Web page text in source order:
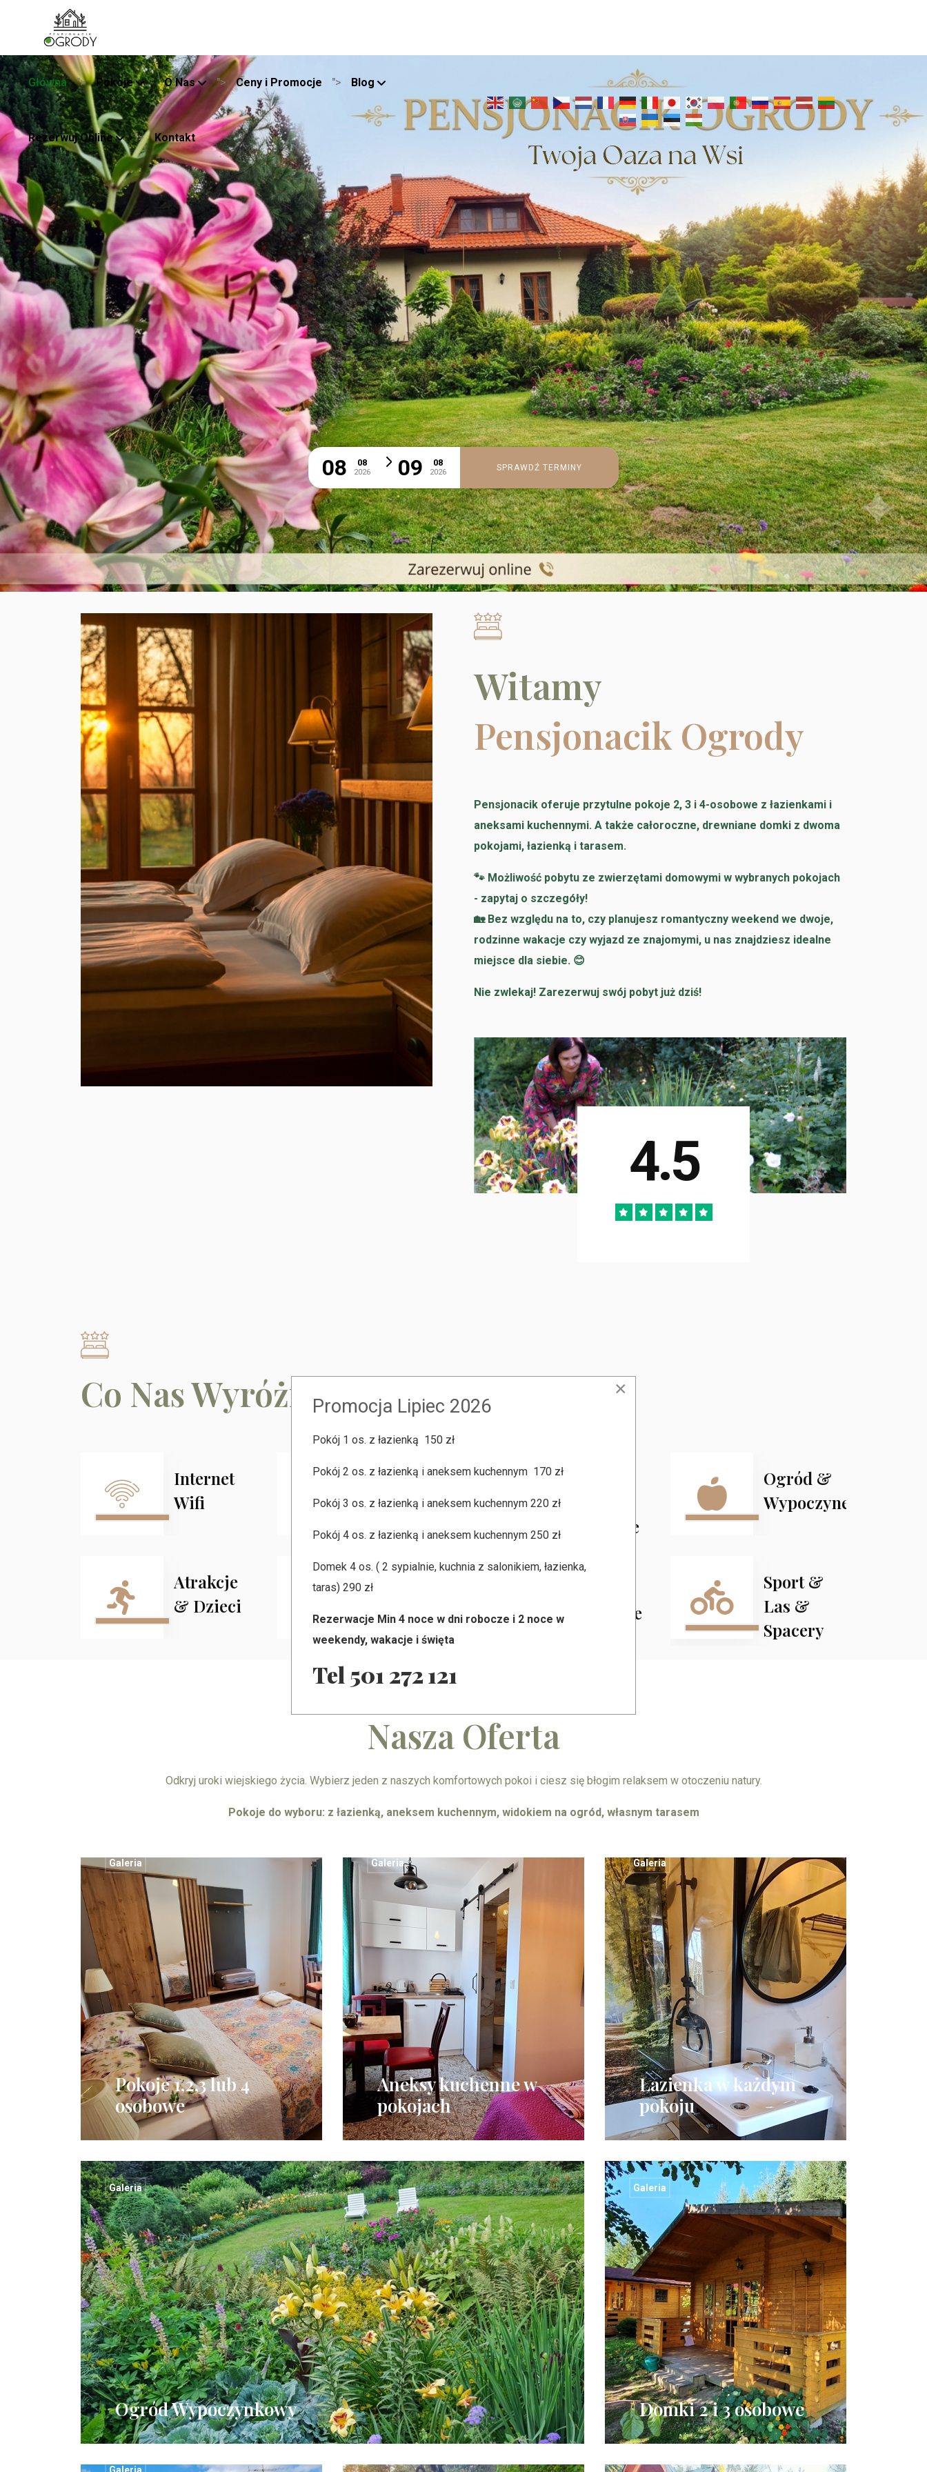
Główna "> Pokoje O Nas "> Ceny i Promocje "> Blog
Rezerwuj Online "> Kontakt
08 08
2026 09 08
2026 SPRAWDŹ TERMINY
Witamy
Pensjonacik Ogrody
Pensjonacik oferuje przytulne pokoje 2, 3 i 4-osobowe z łazienkami i
aneksami kuchennymi. A także całoroczne, drewniane domki z dwoma
pokojami, łazienką i tarasem.
🐾 Możliwość pobytu ze zwierzętami domowymi w wybranych pokojach
- zapytaj o szczegóły!
🏡 Bez względu na to, czy planujesz romantyczny weekend we dwoje,
rodzinne wakacje czy wyjazd ze znajomymi, u nas znajdziesz idealne
miejsce dla siebie. 😊
Nie zwlekaj! Zarezerwuj swój pobyt już dziś!
4.5
Co Nas Wyróżnia
Internet
Wifi
Atrakcje
& Dzieci
Pościel &
Ręczniki
Śniadania
Prywatne
Kuchenne
Ogród &
Wypoczynek
Sport &
Las &
Spacery
Nasza Oferta
Odkryj uroki wiejskiego życia. Wybierz jeden z naszych komfortowych pokoi i ciesz się błogim relaksem w otoczeniu natury.
Pokoje do wyboru: z łazienką, aneksem kuchennym, widokiem na ogród, własnym tarasem
Galeria
Pokoje 1,2,3 lub 4
osobowe
Galeria
Aneksy kuchenne w
pokojach
Galeria
Łazienka w każdym
pokoju
Galeria
Ogród Wypoczynkowy
Galeria
Domki 2 i 3 osobowe
×
Promocja Lipiec 2026
Pokój 1 os. z łazienką 150 zł
Pokój 2 os. z łazienką i aneksem kuchennym 170 zł
Pokój 3 os. z łazienką i aneksem kuchennym 220 zł
Pokój 4 os. z łazienką i aneksem kuchennym 250 zł
Domek 4 os. ( 2 sypialnie, kuchnia z salonikiem, łazienka,
taras) 290 zł
Rezerwacje Min 4 noce w dni robocze i 2 noce w
weekendy, wakacje i święta
Tel 501 272 121